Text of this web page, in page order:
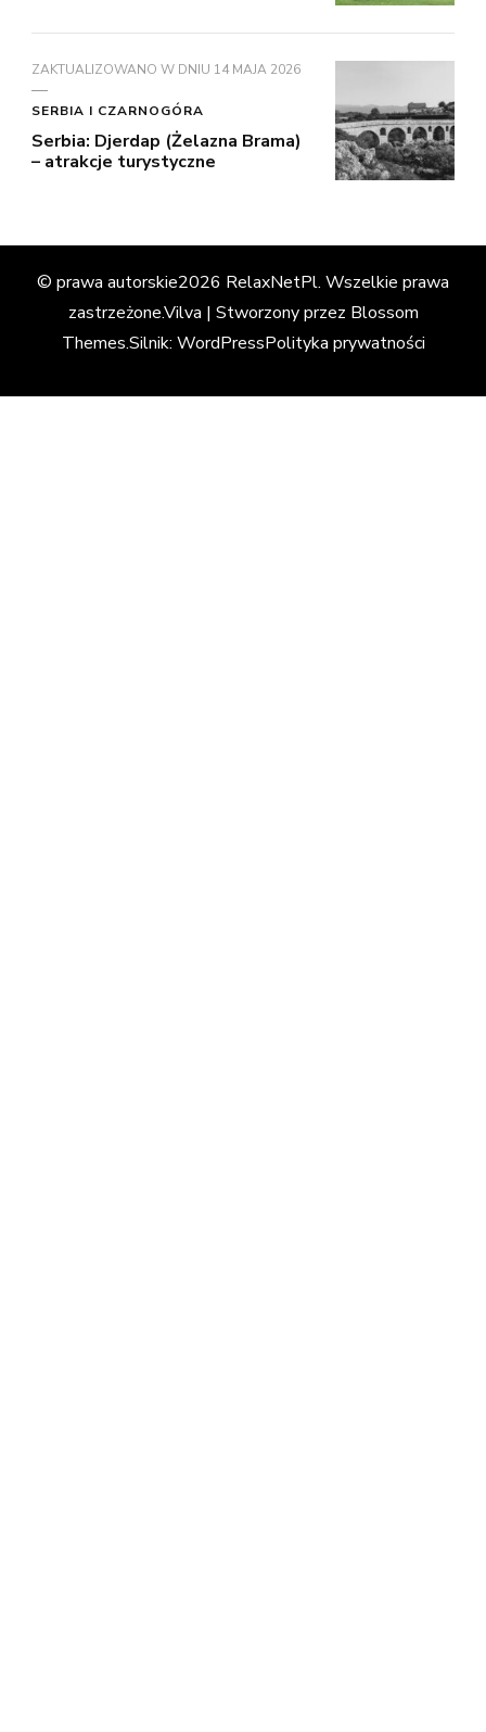
ZAKTUALIZOWANO W DNIU 14 MAJA 2026
SERBIA I CZARNOGÓRA
Serbia: Djerdap (Żelazna Brama)
– atrakcje turystyczne
© prawa autorskie2026 RelaxNetPl. Wszelkie prawa
zastrzeżone.Vilva | Stworzony przez Blossom
Themes.Silnik: WordPressPolityka prywatności